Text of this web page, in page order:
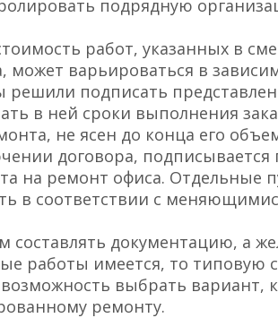
подрядную
работ, указанных в
может варьироваться в
решили подписать
в ней сроки выполнения
не ясен до конца его
договора, подписывается
на ремонт офиса. Отдельные
в соответствии с
составлять документацию, а
работы имеется, то типовую
выбрать вариант,
ремонту.